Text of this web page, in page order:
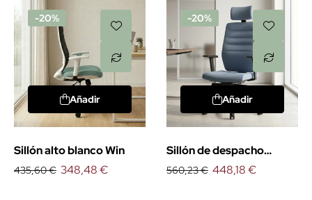
-20%
Añadir
Sillón alto blanco Win
435,60 € 348,48 €
-20%
Añadir
Sillón de despacho
Happiness
560,23 € 448,18 €